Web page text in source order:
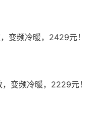
变频冷暖，2429元！
变频冷暖，2229元！